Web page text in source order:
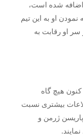
اضافه شده است،
او به این تیم
سر او رقابت به
هیچ گاه
بیشتری نسبت
ژرمن و